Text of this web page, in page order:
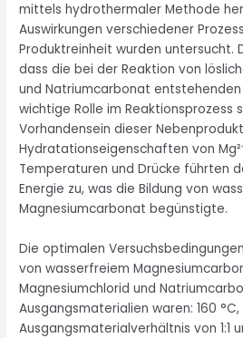
mittels hydrothermaler Methode
Auswirkungen verschiedener
Produktreinheit wurden untersucht.
dass die bei der Reaktion von
und Natriumcarbonat
wichtige Rolle im Reaktionsprozess
Vorhandensein dieser
Hydratationseigenschaften von
Temperaturen und Drücke führten
Energie zu, was die Bildung von
Magnesiumcarbonat begünstigte.
Die optimalen
von wasserfreiem
Magnesiumchlorid und
Ausgangsmaterialien waren: 160 °C,
Ausgangsmaterialverhältnis von 1:1